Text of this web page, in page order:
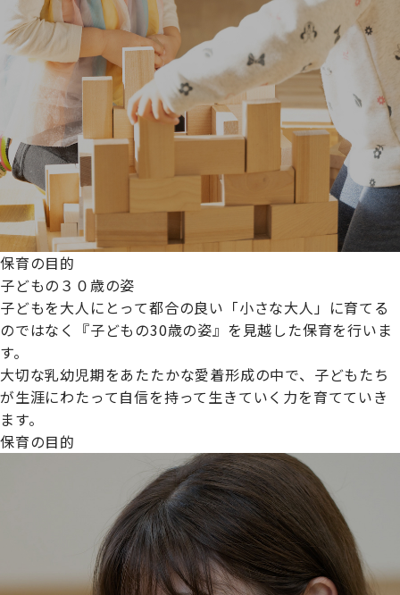
プライムスターほいくえんグループは女性が安心して働き
続けられる環境づくりに取り組んでおり、厚生労働省の
【えるぼし認定(☆☆)】
保育の目的
子どもの３０歳の姿
子どもを大人にとって都合の良い「小さな大人」に育てる
のではなく『子どもの30歳の姿』を見越した保育を行いま
す。
大切な乳幼児期をあたたかな愛着形成の中で、子どもたち
が生涯にわたって自信を持って生きていく力を育てていき
ます。
保育の目的